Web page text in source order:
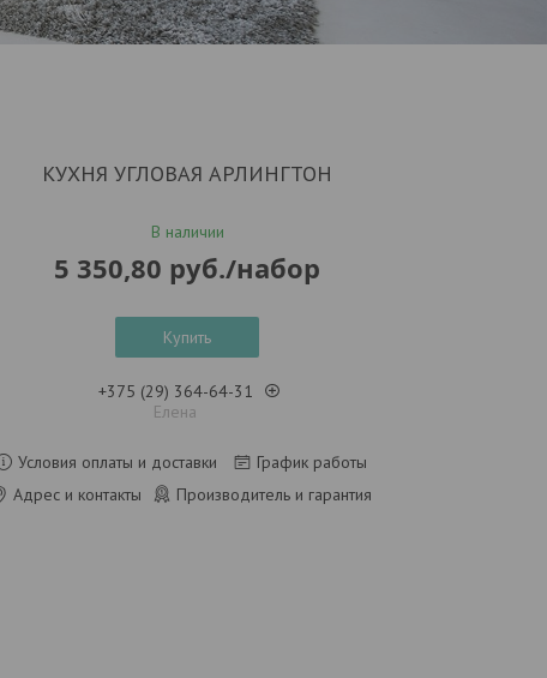
КУХНЯ УГЛОВАЯ АРЛИНГТОН
В наличии
5 350,80 руб./набор
Купить
+375 (29) 364-64-31
Елена
Условия оплаты и доставки
График работы
Адрес и контакты
Производитель и гарантия